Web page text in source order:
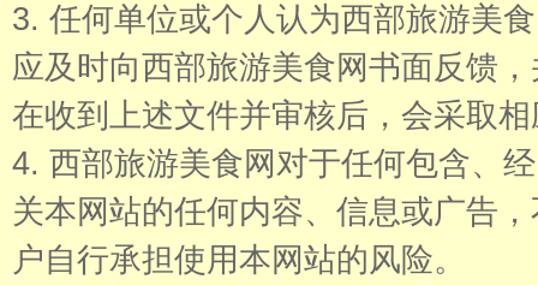
3. 任何单位或个人认为西部旅游美
应及时向西部旅游美食网书面反馈
在收到上述文件并审核后，会采取
4. 西部旅游美食网对于任何包含、
关本网站的任何内容、信息或广告
户自行承担使用本网站的风险。